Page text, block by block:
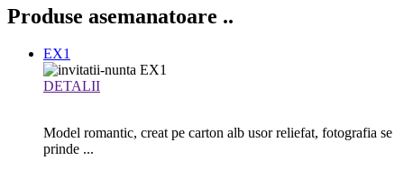
Produse asemanatoare ..
EX1
DETALII
Model romantic, creat pe carton alb usor reliefat, fotografia se
prinde ...